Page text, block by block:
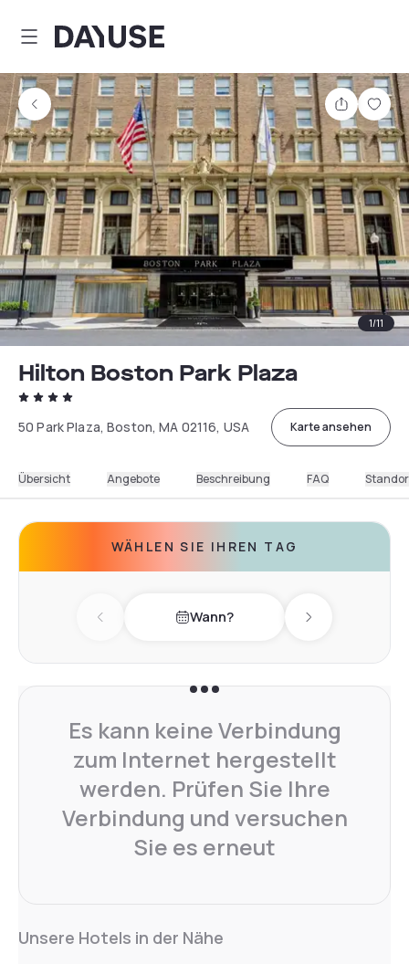
Dayuse
Teilen
1/11
Hilton Boston Park Plaza
50 Park Plaza, Boston, MA 02116, USA Karte ansehen
Übersicht Angebote Beschreibung FAQ
WÄHLEN SIE IHREN TAG
Previous day Wann? Next day
Es kann keine Verbindung
zum Internet hergestellt
werden. Prüfen Sie Ihre
Verbindung und versuchen
Sie es erneut
Unsere Hotels in der Nähe